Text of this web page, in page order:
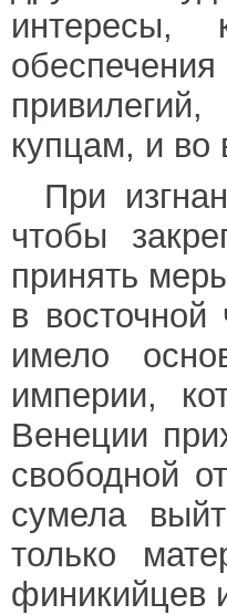
интересы,
купцам, и во
При
чтобы
принять
в
имело
империи,
Венеции
свободной
сумела
только
финикийцев